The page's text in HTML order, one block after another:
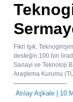
Fikri Işık,
desteğin 100 bin
Sanayi ve Teknoloji
Araştırma Kurumu
Atılay Aşkale | 10